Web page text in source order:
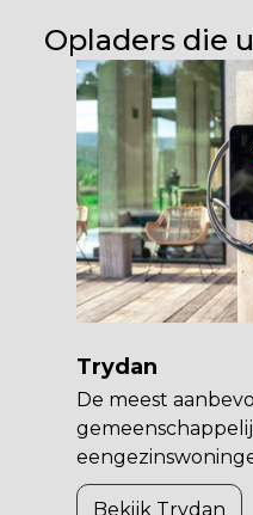
Opladers die
Trydan
De meest
Bekijk Trydan